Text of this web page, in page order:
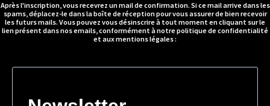
Après l'inscription, vous recevrez un mail de confirmation. Si ce mail arrive dans les
spams, déplacez-le dans la boîte de réception pour vous assurer de bien recevoir
les futurs mails. Vous pouvez vous désinscrire à tout moment en cliquant sur le
lien présent dans nos emails, conformément à notre politique de confidentialité
et aux mentions légales :